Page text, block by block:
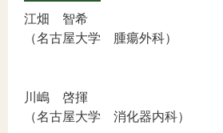
江畑 智希
（名古屋大学 腫瘍外科）
川嶋 啓揮
（名古屋大学 消化器内科）